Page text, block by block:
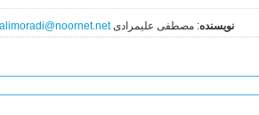
نویسنده: مصطفی علیمرادی